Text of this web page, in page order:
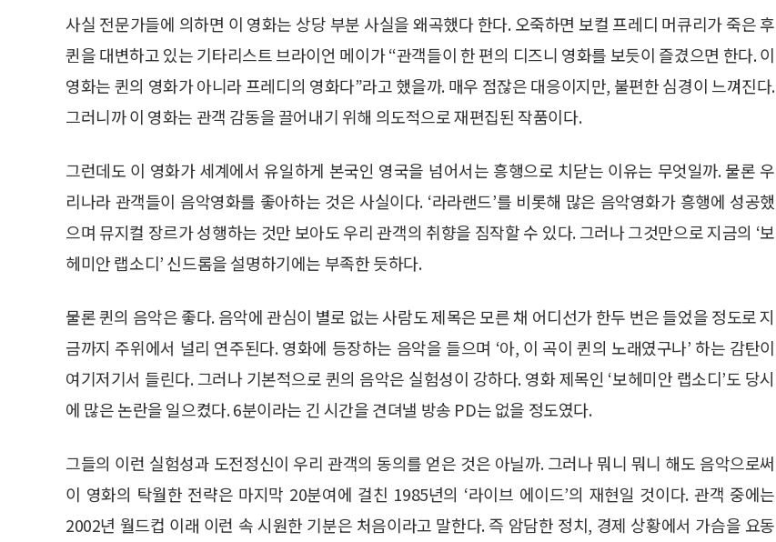
사실 전문가들에 의하면 이 영화는 상당 부분 사실을 왜곡했다 한다. 오죽하면 보컬 프레디 머큐리가 죽은 후
퀸을 대변하고 있는 기타리스트 브라이언 메이가 “관객들이 한 편의 디즈니 영화를 보듯이 즐겼으면 한다. 이
영화는 퀸의 영화가 아니라 프레디의 영화다”라고 했을까. 매우 점잖은 대응이지만, 불편한 심경이 느껴진다.
그러니까 이 영화는 관객 감동을 끌어내기 위해 의도적으로 재편집된 작품이다.
그런데도 이 영화가 세계에서 유일하게 본국인 영국을 넘어서는 흥행으로 치닫는 이유는 무엇일까. 물론 우
리나라 관객들이 음악영화를 좋아하는 것은 사실이다. ‘라라랜드’를 비롯해 많은 음악영화가 흥행에 성공했
으며 뮤지컬 장르가 성행하는 것만 보아도 우리 관객의 취향을 짐작할 수 있다. 그러나 그것만으로 지금의 ‘보
헤미안 랩소디’ 신드롬을 설명하기에는 부족한 듯하다.
물론 퀸의 음악은 좋다. 음악에 관심이 별로 없는 사람도 제목은 모른 채 어디선가 한두 번은 들었을 정도로 지
금까지 주위에서 널리 연주된다. 영화에 등장하는 음악을 들으며 ‘아, 이 곡이 퀸의 노래였구나’ 하는 감탄이
여기저기서 들린다. 그러나 기본적으로 퀸의 음악은 실험성이 강하다. 영화 제목인 ‘보헤미안 랩소디’도 당시
에 많은 논란을 일으켰다. 6분이라는 긴 시간을 견뎌낼 방송 PD는 없을 정도였다.
그들의 이런 실험성과 도전정신이 우리 관객의 동의를 얻은 것은 아닐까. 그러나 뭐니 뭐니 해도 음악으로써
이 영화의 탁월한 전략은 마지막 20분여에 걸친 1985년의 ‘라이브 에이드’의 재현일 것이다. 관객 중에는
2002년 월드컵 이래 이런 속 시원한 기분은 처음이라고 말한다. 즉 암담한 정치, 경제 상황에서 가슴을 요동